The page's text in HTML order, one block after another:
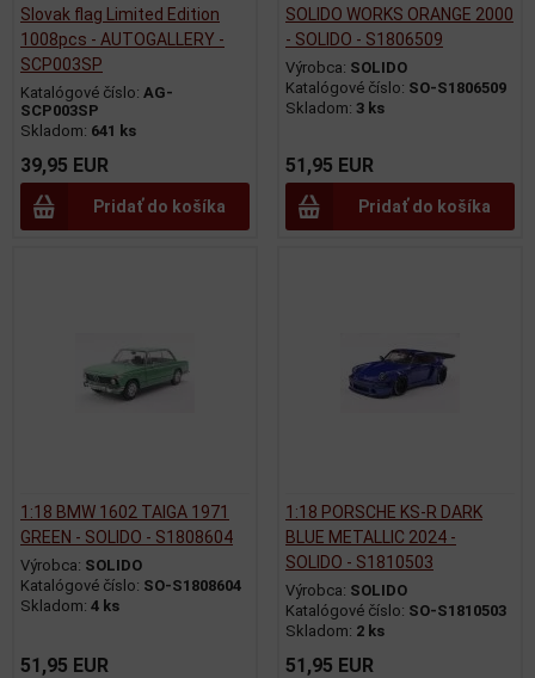
Slovak flag Limited Edition
1008pcs - AUTOGALLERY -
SCP003SP
Katalógové číslo: AG-
SCP003SP
Skladom: 641 ks
39,95 EUR
Pridať do košíka
SOLIDO WORKS ORANGE 2000
- SOLIDO - S1806509
Výrobca: SOLIDO
Katalógové číslo: SO-S1806509
Skladom: 3 ks
51,95 EUR
Pridať do košíka
1:18 BMW 1602 TAIGA 1971
GREEN - SOLIDO - S1808604
Výrobca: SOLIDO
Katalógové číslo: SO-S1808604
Skladom: 4 ks
51,95 EUR
1:18 PORSCHE KS-R DARK
BLUE METALLIC 2024 -
SOLIDO - S1810503
Výrobca: SOLIDO
Katalógové číslo: SO-S1810503
Skladom: 2 ks
51,95 EUR